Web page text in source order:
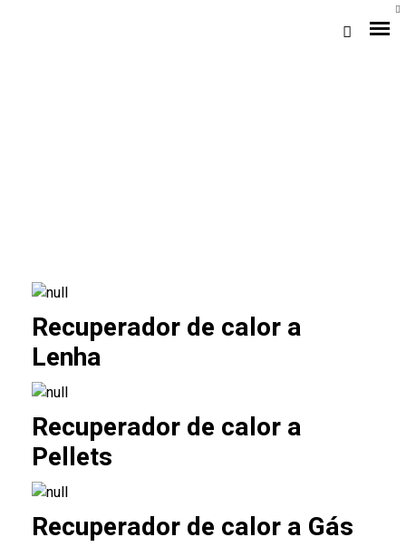
Loja Gaia
Assistência
Pós-venda
Recuperador de calor a
Lenha
Recuperador de calor a
Pellets
Recuperador de calor a Gás